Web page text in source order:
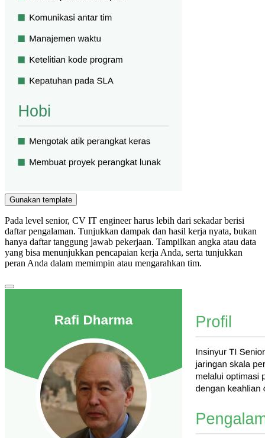
Gunakan template
Pada level senior, CV IT engineer harus lebih dari sekadar berisi
daftar pengalaman. Tunjukkan dampak dan hasil kerja nyata, bukan
hanya daftar tanggung jawab pekerjaan. Tampilkan angka atau data
yang bisa menunjukkan pencapaian kerja Anda, serta tunjukkan
peran Anda dalam memimpin atau mengarahkan tim.